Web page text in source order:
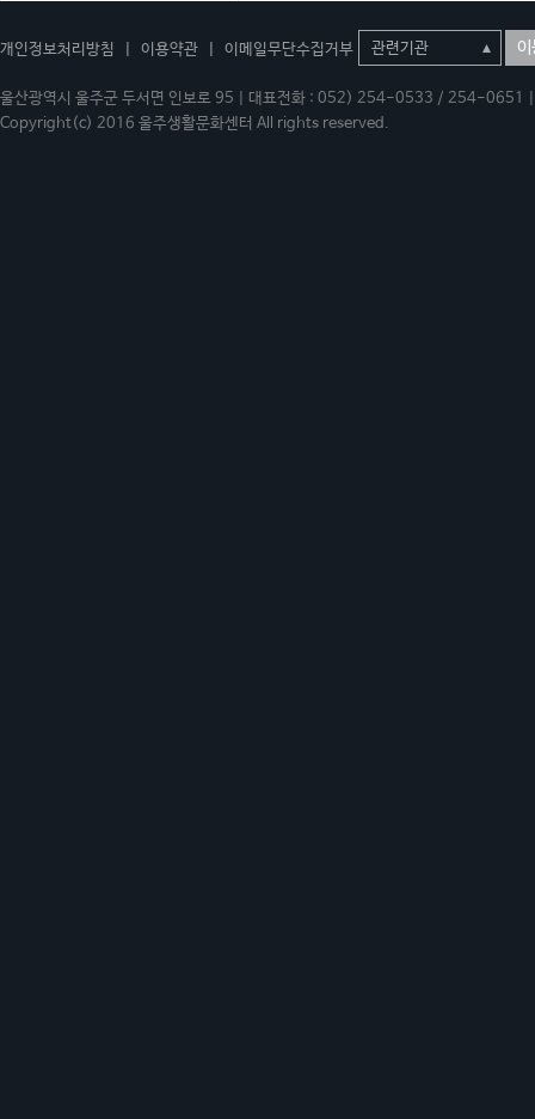
개인정보처리방침 이용약관 이메일무단수집거부 이
울산광역시 울주군 두서면 인보로 95 | 대표전화 : 052) 254-0533 / 254-
Copyright(c) 2016 울주생활문화센터 All rights reserved.